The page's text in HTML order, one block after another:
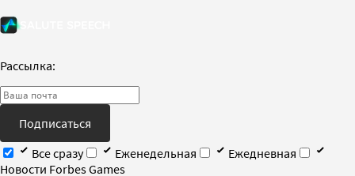
Рассылка:
Подписаться
Все сразу
Еженедельная
Ежедневная
Новости Forbes Games